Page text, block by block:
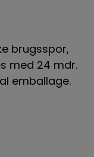
brugsspor,
med 24 mdr.
emballage.